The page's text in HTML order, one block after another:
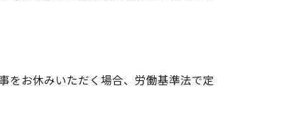
お休みいただく場合、労働基準法で定